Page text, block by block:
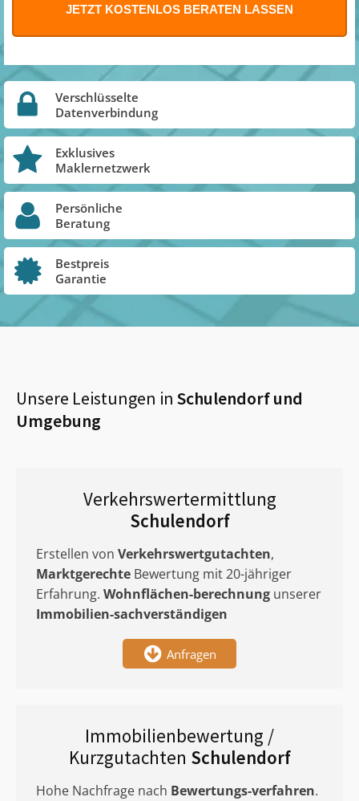
Verschlüsselte
Datenverbindung
Exklusives
Maklernetzwerk
Persönliche
Beratung
Bestpreis
Garantie
Unsere Leistungen in Schulendorfund
Umgebung
Verkehrswertermittlung
Schulendorf
Erstellen von Verkehrswertgutachten,
Marktgerechte Bewertung mit 20-jähriger
Erfahrung. Wohnflächen-berechnung unserer
Immobilien-sachverständigen
Anfragen
Immobilienbewertung /
Kurzgutachten Schulendorf
Hohe Nachfrage nach Bewertungs-verfahren.